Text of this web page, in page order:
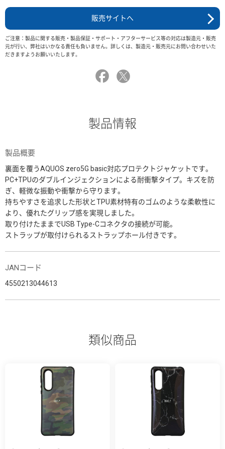
販売サイトへ
ご注意：製品に関する販売・製品保証・サポート・アフターサービス等の対応は製造元・販売
元が行い、弊社はいかなる責任も負いません。詳しくは、製造元・販売元にお問い合わせいた
だきますようお願いいたします。
製品情報
製品概要
裏面を覆うAQUOS zero5G basic対応プロテクトジャケットです。
PC+TPUのダブルインジェクションによる耐衝撃タイプ。キズを防
ぎ、軽微な振動や衝撃から守ります。
持ちやすさを追求した形状とTPU素材特有のゴムのような柔軟性に
より、優れたグリップ感を実現しました。
取り付けたままでUSB Type-Cコネクタの接続が可能。
ストラップが取付けられるストラップホール付きです。
JANコード
4550213044613
類似商品